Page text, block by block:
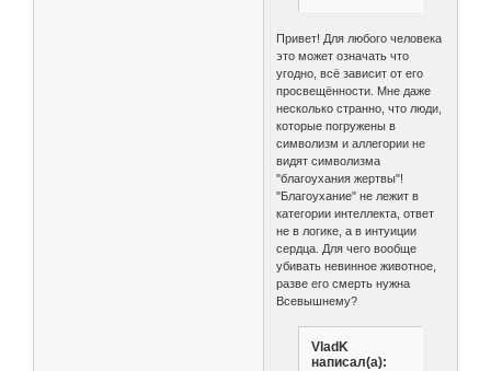
Привет! Для любого человека
это может означать что
угодно, всё зависит от его
просвещённости. Мне даже
несколько странно, что люди,
которые погружены в
символизм и аллегории не
видят символизма
"благоухания жертвы"!
"Благоухание" не лежит в
категории интеллекта, ответ
не в логике, а в интуиции
сердца. Для чего вообще
убивать невинное животное,
разве его смерть нужна
Всевышнему?
VladK
написал(а):